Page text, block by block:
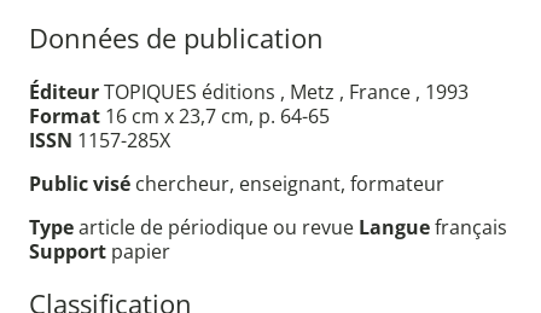
Données de publication
ÉditeurTOPIQUES éditions , Metz , France , 1993
Format 16 cm x 23,7 cm, p. 64-65
ISSN 1157-285X
Public visé chercheur, enseignant, formateur
Typearticle de périodique ou revue Languefrançais
Support papier
Classification